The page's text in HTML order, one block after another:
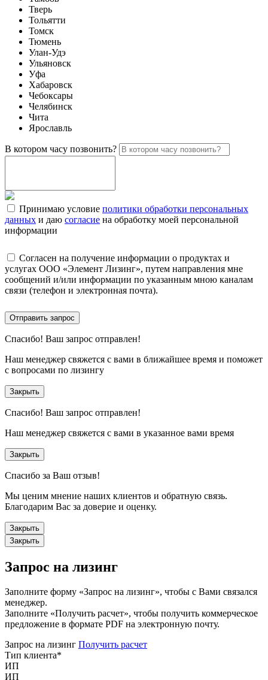
Тверь
Тольятти
Томск
Тюмень
Улан-Удэ
Ульяновск
Уфа
Хабаровск
Чебоксары
Челябинск
Чита
Ярославль
В котором часу позвонить?
Принимаю условие политики обработки персональных
данных и даю согласие на обработку моей персональной
информации
Согласен на получение информации о продуктах и
услугах ООО «Элемент Лизинг», путем направления мне
сообщений и/или информации по указанным мною каналам
связи (телефон и электронная почта).
Отправить запрос
Спасибо! Ваш запрос отправлен!
Наш менеджер свяжется с вами в ближайшее время и поможет
с вопросами по лизингу
Закрыть
Спасибо! Ваш запрос отправлен!
Наш менеджер свяжется с вами в указанное вами время
Закрыть
Спасибо за Ваш отзыв!
Мы ценим мнение наших клиентов и обратную связь.
Благодарим Вас за доверие и оценку.
Закрыть
Закрыть
Запрос на лизинг
Заполните форму «Запрос на лизинг», чтобы с Вами связался
менеджер.
Заполните «Получить расчет», чтобы получить коммерческое
предложение в формате PDF на электронную почту.
Запрос на лизинг Получить расчет
Тип клиента*
ИП
ИП